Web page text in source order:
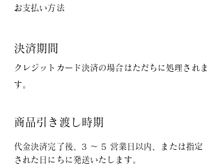
お支払い方法
決済期間
クレジットカード決済の場合はただちに処理されま
す。
商品引き渡し時期
代金決済完了後、3 ～ 5 営業日以内、または指定
された日にちに発送いたします。